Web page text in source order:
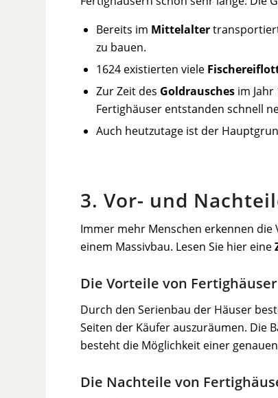
Bereits im Mittelalter
zu bauen.
1624 existierten viele
Zur Zeit des Goldrausches im
Fertighäuser entstanden schnell
Auch heutzutage ist der
3. Vor- und
Immer mehr Menschen erkennen
einem Massivbau. Lesen Sie hier eine
Die Vorteile von
Durch den Serienbau der Häuser
Seiten der Käufer auszuräumen. Die
besteht die Möglichkeit einer
Die Nachteile von